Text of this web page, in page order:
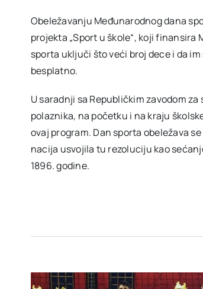
Obeležavanju Međunarodnog dana
projekta „Sport u škole“, koji
sporta uključi što veći broj dece i da
besplatno.
U saradnji sa Republičkim zavodom
polaznika, na početku i na kraju
ovaj program. Dan sporta obeležava
nacija usvojila tu rezoluciju kao
1896. godine.